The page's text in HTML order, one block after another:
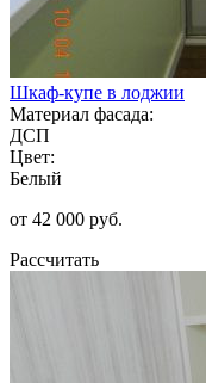
Шкаф-купе в лоджии
Материал фасада:
ДСП
Цвет:
Белый
от 42 000 руб.
Рассчитать